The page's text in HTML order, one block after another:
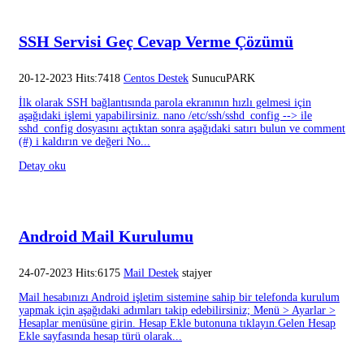
SSH Servisi Geç Cevap Verme Çözümü
20-12-2023 Hits:7418 Centos Destek SunucuPARK
İlk olarak SSH bağlantısında parola ekranının hızlı gelmesi için
aşağıdaki işlemi yapabilirsiniz. nano /etc/ssh/sshd_config --> ile
sshd_config dosyasını açtıktan sonra aşağıdaki satırı bulun ve comment
(#) i kaldırın ve değeri No...
Detay oku
Android Mail Kurulumu
24-07-2023 Hits:6175 Mail Destek stajyer
Mail hesabınızı Android işletim sistemine sahip bir telefonda kurulum
yapmak için aşağıdaki adımları takip edebilirsiniz; Menü > Ayarlar >
Hesaplar menüsüne girin. Hesap Ekle butonuna tıklayın.Gelen Hesap
Ekle sayfasında hesap türü olarak...